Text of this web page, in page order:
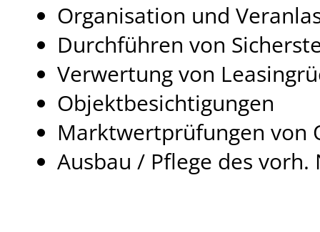
Organisation und
Durchführen von
Verwertung von
Objektbesichtigungen
Marktwertprüfungen von
Ausbau / Pflege des